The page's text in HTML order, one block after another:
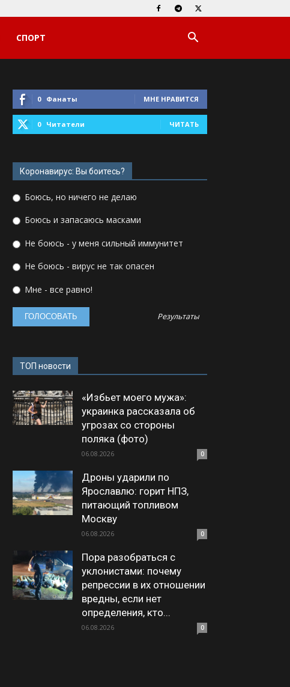
СПОРТ
0 Фанаты МНЕ НРАВИТСЯ
0 Читатели ЧИТАТЬ
Коронавирус: Вы боитесь?
Боюсь, но ничего не делаю
Боюсь и запасаюсь масками
Не боюсь - у меня сильный иммунитет
Не боюсь - вирус не так опасен
Мне - все равно!
Результаты
ТОП новости
«Избьет моего мужа»:
украинка рассказала об
угрозах со стороны
поляка (фото)
06.08.2026 0
Дроны ударили по
Ярославлю: горит НПЗ,
питающий топливом
Москву
06.08.2026 0
Пора разобраться с
уклонистами: почему
репрессии в их отношении
вредны, если нет
определения, кто...
06.08.2026 0